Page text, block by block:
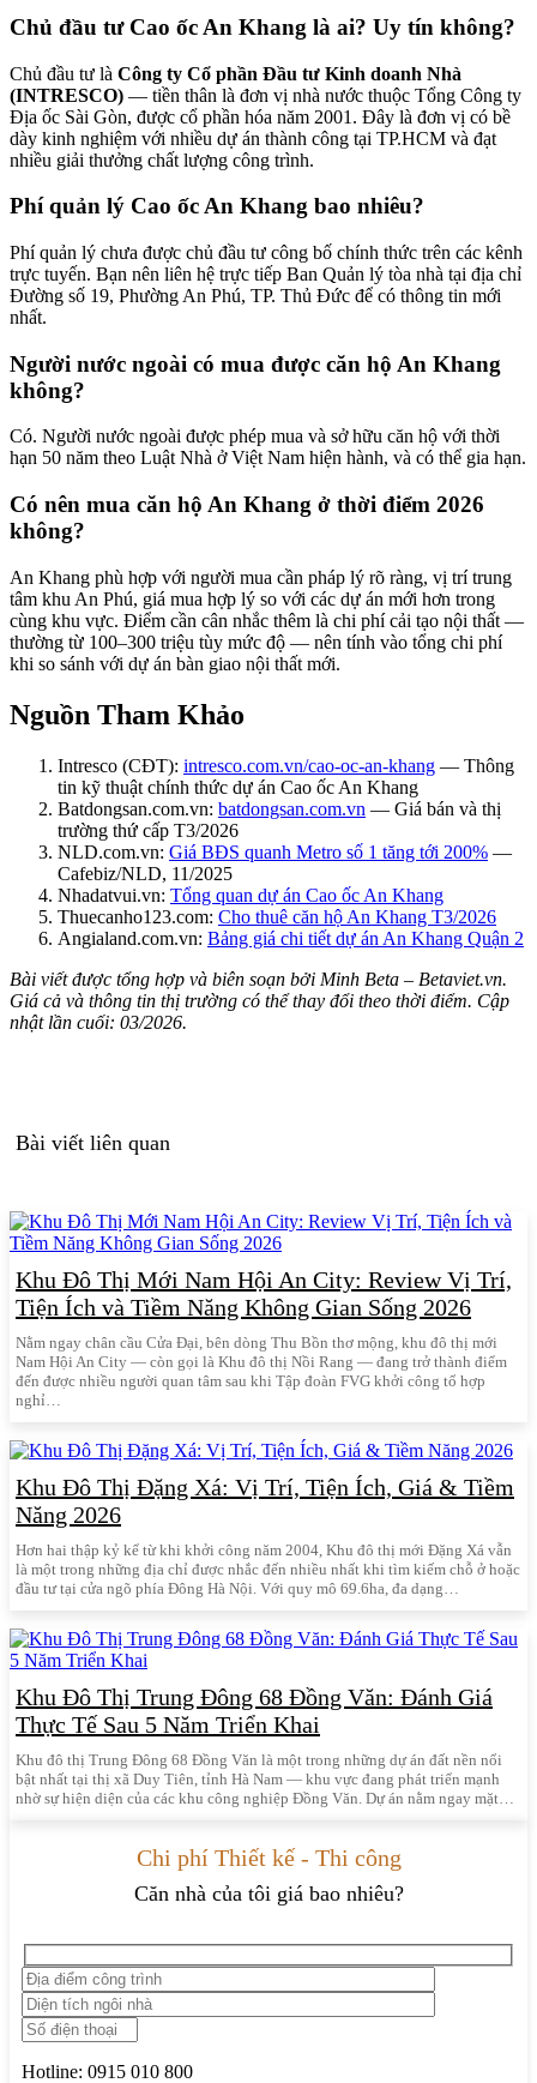
Chủ đầu tư Cao ốc An Khang là ai? Uy tín không?
Chủ đầu tư là Công ty Cổ phần Đầu tư Kinh doanh Nhà
(INTRESCO) — tiền thân là đơn vị nhà nước thuộc Tổng Công ty
Địa ốc Sài Gòn, được cổ phần hóa năm 2001. Đây là đơn vị có bề
dày kinh nghiệm với nhiều dự án thành công tại TP.HCM và đạt
nhiều giải thưởng chất lượng công trình.
Phí quản lý Cao ốc An Khang bao nhiêu?
Phí quản lý chưa được chủ đầu tư công bố chính thức trên các kênh
trực tuyến. Bạn nên liên hệ trực tiếp Ban Quản lý tòa nhà tại địa chỉ
Đường số 19, Phường An Phú, TP. Thủ Đức để có thông tin mới
nhất.
Người nước ngoài có mua được căn hộ An Khang
không?
Có. Người nước ngoài được phép mua và sở hữu căn hộ với thời
hạn 50 năm theo Luật Nhà ở Việt Nam hiện hành, và có thể gia hạn.
Có nên mua căn hộ An Khang ở thời điểm 2026
không?
An Khang phù hợp với người mua cần pháp lý rõ ràng, vị trí trung
tâm khu An Phú, giá mua hợp lý so với các dự án mới hơn trong
cùng khu vực. Điểm cần cân nhắc thêm là chi phí cải tạo nội thất —
thường từ 100–300 triệu tùy mức độ — nên tính vào tổng chi phí
khi so sánh với dự án bàn giao nội thất mới.
Nguồn Tham Khảo
Intresco (CĐT): intresco.com.vn/cao-oc-an-khang — Thông
tin kỹ thuật chính thức dự án Cao ốc An Khang
Batdongsan.com.vn: batdongsan.com.vn — Giá bán và thị
trường thứ cấp T3/2026
NLD.com.vn: Giá BĐS quanh Metro số 1 tăng tới 200% —
Cafebiz/NLD, 11/2025
Nhadatvui.vn: Tổng quan dự án Cao ốc An Khang
Thuecanho123.com: Cho thuê căn hộ An Khang T3/2026
Angialand.com.vn: Bảng giá chi tiết dự án An Khang Quận 2
Bài viết được tổng hợp và biên soạn bởi Minh Beta – Betaviet.vn.
Giá cả và thông tin thị trường có thể thay đổi theo thời điểm. Cập
nhật lần cuối: 03/2026.
Bài viết liên quan
Khu Đô Thị Mới Nam Hội An City: Review Vị Trí,
Tiện Ích và Tiềm Năng Không Gian Sống 2026
Nằm ngay chân cầu Cửa Đại, bên dòng Thu Bồn thơ mộng, khu đô thị mới
Nam Hội An City — còn gọi là Khu đô thị Nồi Rang — đang trở thành điểm
đến được nhiều người quan tâm sau khi Tập đoàn FVG khởi công tổ hợp
nghỉ…
Khu Đô Thị Đặng Xá: Vị Trí, Tiện Ích, Giá & Tiềm
Năng 2026
Hơn hai thập kỷ kể từ khi khởi công năm 2004, Khu đô thị mới Đặng Xá vẫn
là một trong những địa chỉ được nhắc đến nhiều nhất khi tìm kiếm chỗ ở hoặc
đầu tư tại cửa ngõ phía Đông Hà Nội. Với quy mô 69.6ha, đa dạng…
Khu Đô Thị Trung Đông 68 Đồng Văn: Đánh Giá
Thực Tế Sau 5 Năm Triển Khai
Khu đô thị Trung Đông 68 Đồng Văn là một trong những dự án đất nền nổi
bật nhất tại thị xã Duy Tiên, tỉnh Hà Nam — khu vực đang phát triển mạnh
nhờ sự hiện diện của các khu công nghiệp Đồng Văn. Dự án nằm ngay mặt…
Chi phí Thiết kế - Thi công
Căn nhà của tôi giá bao nhiêu?
Hotline: 0915 010 800